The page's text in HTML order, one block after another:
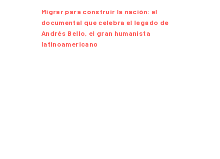
Migrar para construir la nación: el
documental que celebra el legado de
Andrés Bello, el gran humanista
latinoamericano